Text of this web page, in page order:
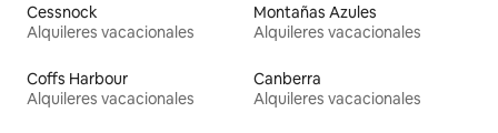
Cessnock
Alquileres vacacionales
Montañas Azules
Alquileres vacacionales
Coffs Harbour
Alquileres vacacionales
Canberra
Alquileres vacacionales